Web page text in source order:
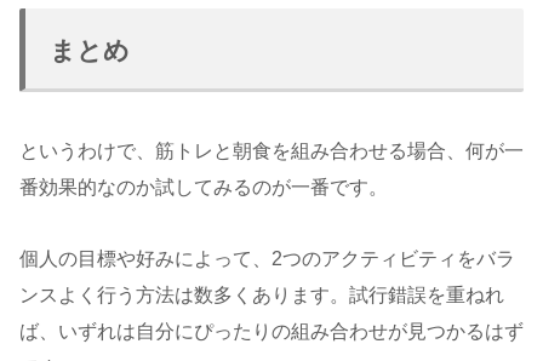
まとめ
というわけで、筋トレと朝食を組み合わせる場合、何が一
番効果的なのか試してみるのが一番です。
個人の目標や好みによって、2つのアクティビティをバラ
ンスよく行う方法は数多くあります。試行錯誤を重ねれ
ば、いずれは自分にぴったりの組み合わせが見つかるはず